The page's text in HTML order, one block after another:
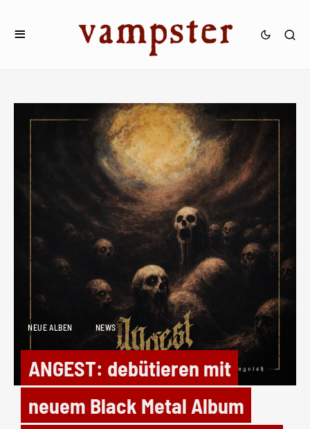
NEUE ALBEN NEWS
ANGEST: debütieren mit
neuem Black Metal Album